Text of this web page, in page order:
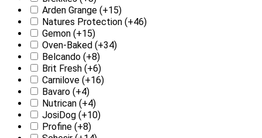
Arden Grange (+15)
Natures Protection (+46)
Gemon (+15)
Oven-Baked (+34)
Belcando (+8)
Brit Fresh (+6)
Carnilove (+16)
Bavaro (+4)
Nutrican (+4)
JosiDog (+10)
Profine (+8)